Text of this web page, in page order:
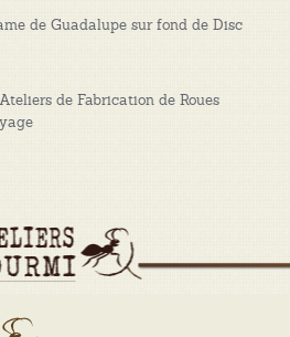
de Guadalupe sur fond de Disc
de Fabrication de Roues